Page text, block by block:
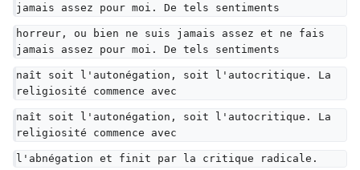
jamais assez pour moi. De tels sentiments
horreur, ou bien ne suis jamais assez et ne fais
jamais assez pour moi. De tels sentiments
naît soit l'autonégation, soit l'autocritique. La
religiosité commence avec
naît soit l'autonégation, soit l'autocritique. La
religiosité commence avec
l'abnégation et finit par la critique radicale.